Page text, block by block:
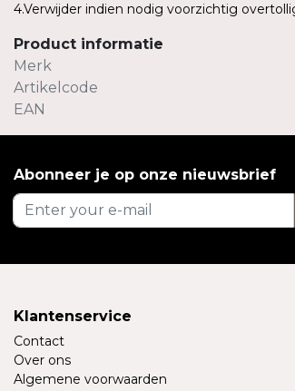
4.Verwijder indien nodig voorzichtig
Product informatie
Merk
Artikelcode
EAN
Abonneer je op onze nieuwsbrief
Klantenservice
Contact
Over ons
Algemene voorwaarden